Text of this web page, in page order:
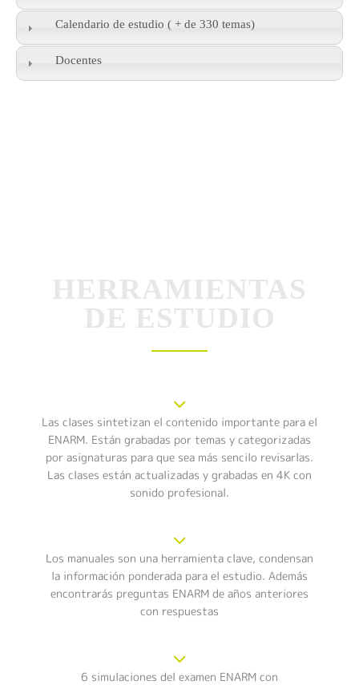
Calendario de estudio ( + de 330 temas)
Docentes
HERRAMIENTAS
DE ESTUDIO
Las clases sintetizan el contenido importante para el
ENARM. Están grabadas por temas y categorizadas
por asignaturas para que sea más sencilo revisarlas.
Las clases están actualizadas y grabadas en 4K con
sonido profesional.
Los manuales son una herramienta clave, condensan
la información ponderada para el estudio. Además
encontrarás preguntas ENARM de años anteriores
con respuestas
6 simulaciones del examen ENARM con